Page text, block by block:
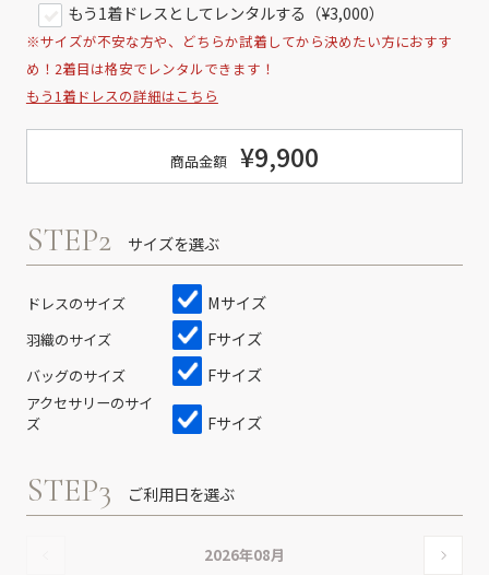
もう1着ドレスとしてレンタルする（¥3,000）
※サイズが不安な方や、どちらか試着してから決めたい方におすす
め！2着目は格安でレンタルできます！
もう1着ドレスの詳細はこちら
商品金額 ¥9,900
STEP2 サイズを選ぶ
ドレスのサイズ Mサイズ
羽織のサイズ Fサイズ
バッグのサイズ Fサイズ
アクセサリーのサイ
ズ
Fサイズ
STEP3 ご利用日を選ぶ
2026年08月